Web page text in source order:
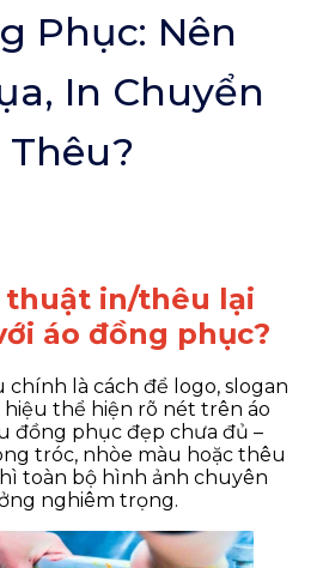
thuật in/thêu lại
áo đồng phục?
là cách để logo, slogan
thể hiện rõ nét trên áo
đồng phục đẹp chưa đủ –
tróc, nhòe màu hoặc thêu
toàn bộ hình ảnh chuyên
nghiêm trọng.
Phục: Nên
In Chuyển